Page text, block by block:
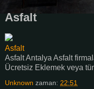
Asfalt
Asfalt
Asfalt Antalya Asfalt
Ücretsiz Eklemek veya
Unknown zaman: 22:51